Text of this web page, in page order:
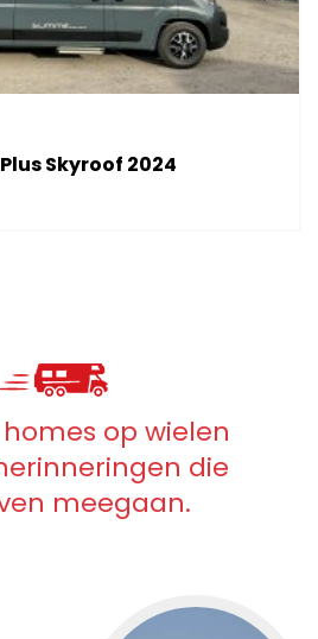
Skyroof 2024
op wielen
die
meegaan.